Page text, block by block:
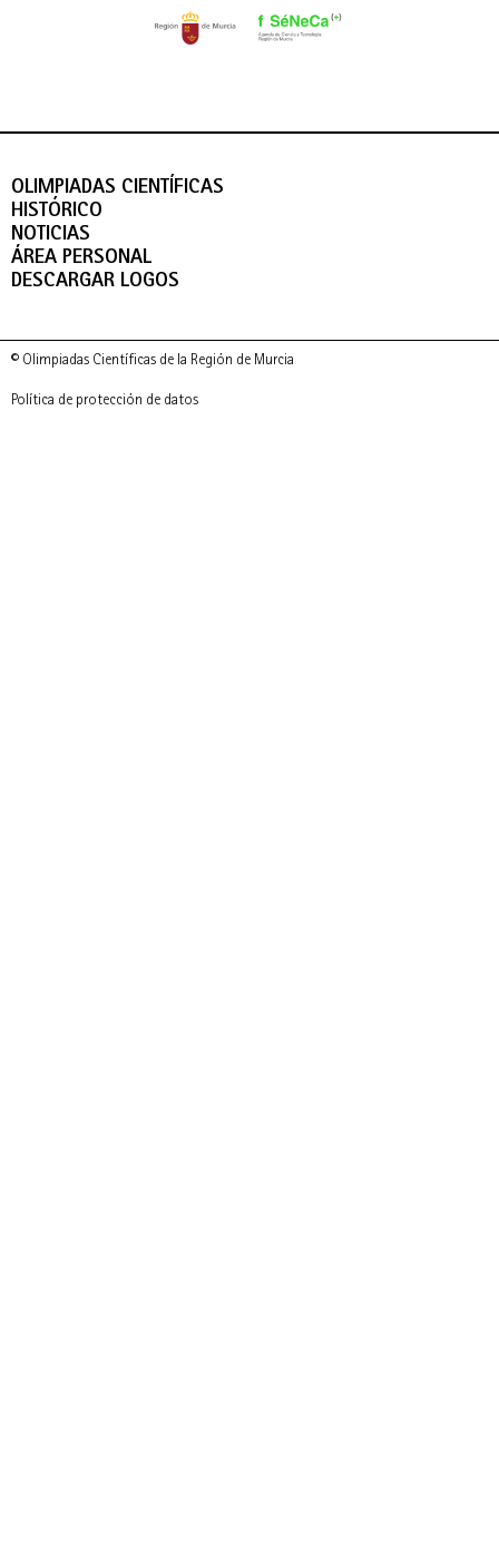
OLIMPIADAS CIENTÍFICAS
HISTÓRICO
NOTICIAS
ÁREA PERSONAL
DESCARGAR LOGOS
© Olimpiadas Científicas de la Región de Murcia
Política de protección de datos